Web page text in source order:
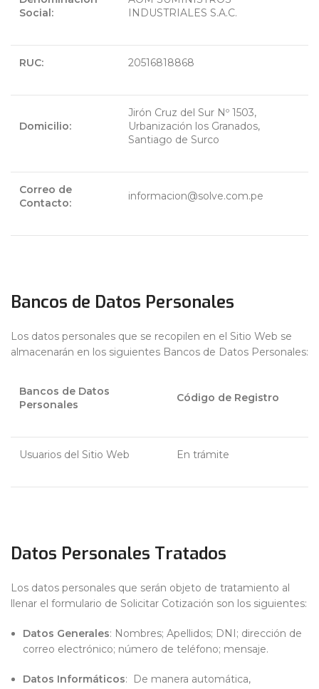
Social:
INDUSTRIALES S.A.C.
RUC: 20516818868
Domicilio:
Jirón Cruz del Sur Nº 1503,
Urbanización los Granados,
Santiago de Surco
Correo de
Contacto:
informacion@solve.com.pe
Bancos de Datos Personales
Los datos personales que se recopilen en el Sitio Web se
almacenarán en los siguientes Bancos de Datos Personales:
Bancos de Datos
Personales
Código de Registro
Usuarios del Sitio Web En trámite
Datos Personales Tratados
Los datos personales que serán objeto de tratamiento al
llenar el formulario de Solicitar Cotización son los siguientes:
Datos Generales: Nombres; Apellidos; DNI; dirección de
correo electrónico; número de teléfono; mensaje.
Datos Informáticos: De manera automática,